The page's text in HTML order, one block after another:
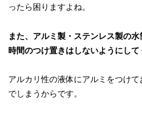
ったら困りますよね。
また、アルミ製・ステンレス製の
時間のつけ置きはしないようにして
アルカリ性の液体にアルミをつけ
でしまうからです。